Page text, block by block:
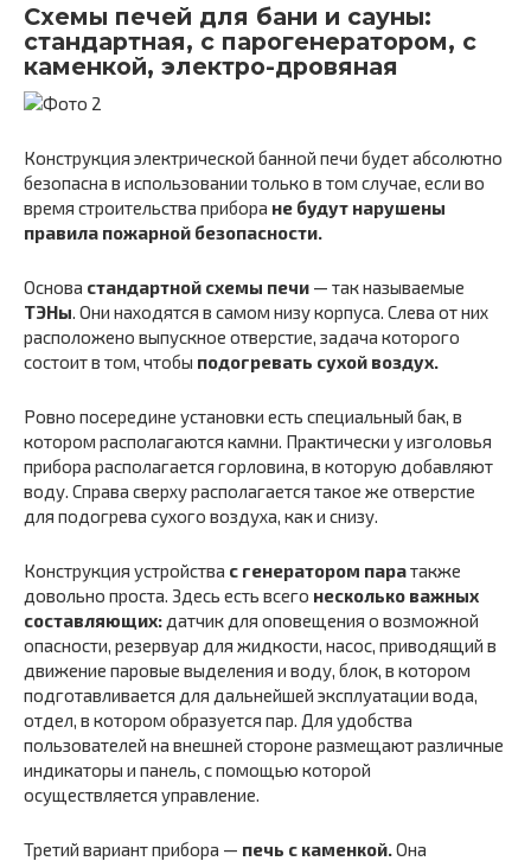
Схемы печей для бани и сауны:
стандартная, с парогенератором, с
каменкой, электро-дровяная
Конструкция электрической банной печи будет абсолютно
безопасна в использовании только в том случае, если во
время строительства прибора не будут нарушены
правила пожарной безопасности.
Основа стандартной схемы печи — так называемые
ТЭНы. Они находятся в самом низу корпуса. Слева от них
расположено выпускное отверстие, задача которого
состоит в том, чтобы подогревать сухой воздух.
Ровно посередине установки есть специальный бак, в
котором располагаются камни. Практически у изголовья
прибора располагается горловина, в которую добавляют
воду. Справа сверху располагается такое же отверстие
для подогрева сухого воздуха, как и снизу.
Конструкция устройства с генератором паратакже
довольно проста. Здесь есть всего несколько важных
составляющих: датчик для оповещения о возможной
опасности, резервуар для жидкости, насос, приводящий в
движение паровые выделения и воду, блок, в котором
подготавливается для дальнейшей эксплуатации вода,
отдел, в котором образуется пар. Для удобства
пользователей на внешней стороне размещают различные
индикаторы и панель, с помощью которой
осуществляется управление.
Третий вариант прибора — печь с каменкой.Она